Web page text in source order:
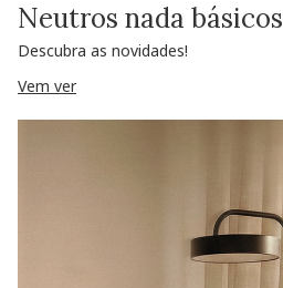
Neutros nada básicos
Descubra as novidades!
Vem ver